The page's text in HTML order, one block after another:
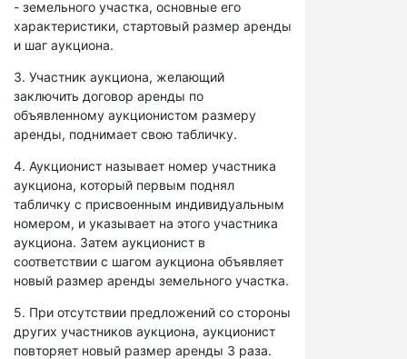
- земельного участка, основные его
характеристики, стартовый размер аренды
и шаг аукциона.
3. Участник аукциона, желающий
заключить договор аренды по
объявленному аукционистом размеру
аренды, поднимает свою табличку.
4. Аукционист называет номер участника
аукциона, который первым поднял
табличку с присвоенным индивидуальным
номером, и указывает на этого участника
аукциона. Затем аукционист в
соответствии с шагом аукциона объявляет
новый размер аренды земельного участка.
5. При отсутствии предложений со стороны
других участников аукциона, аукционист
повторяет новый размер аренды 3 раза.